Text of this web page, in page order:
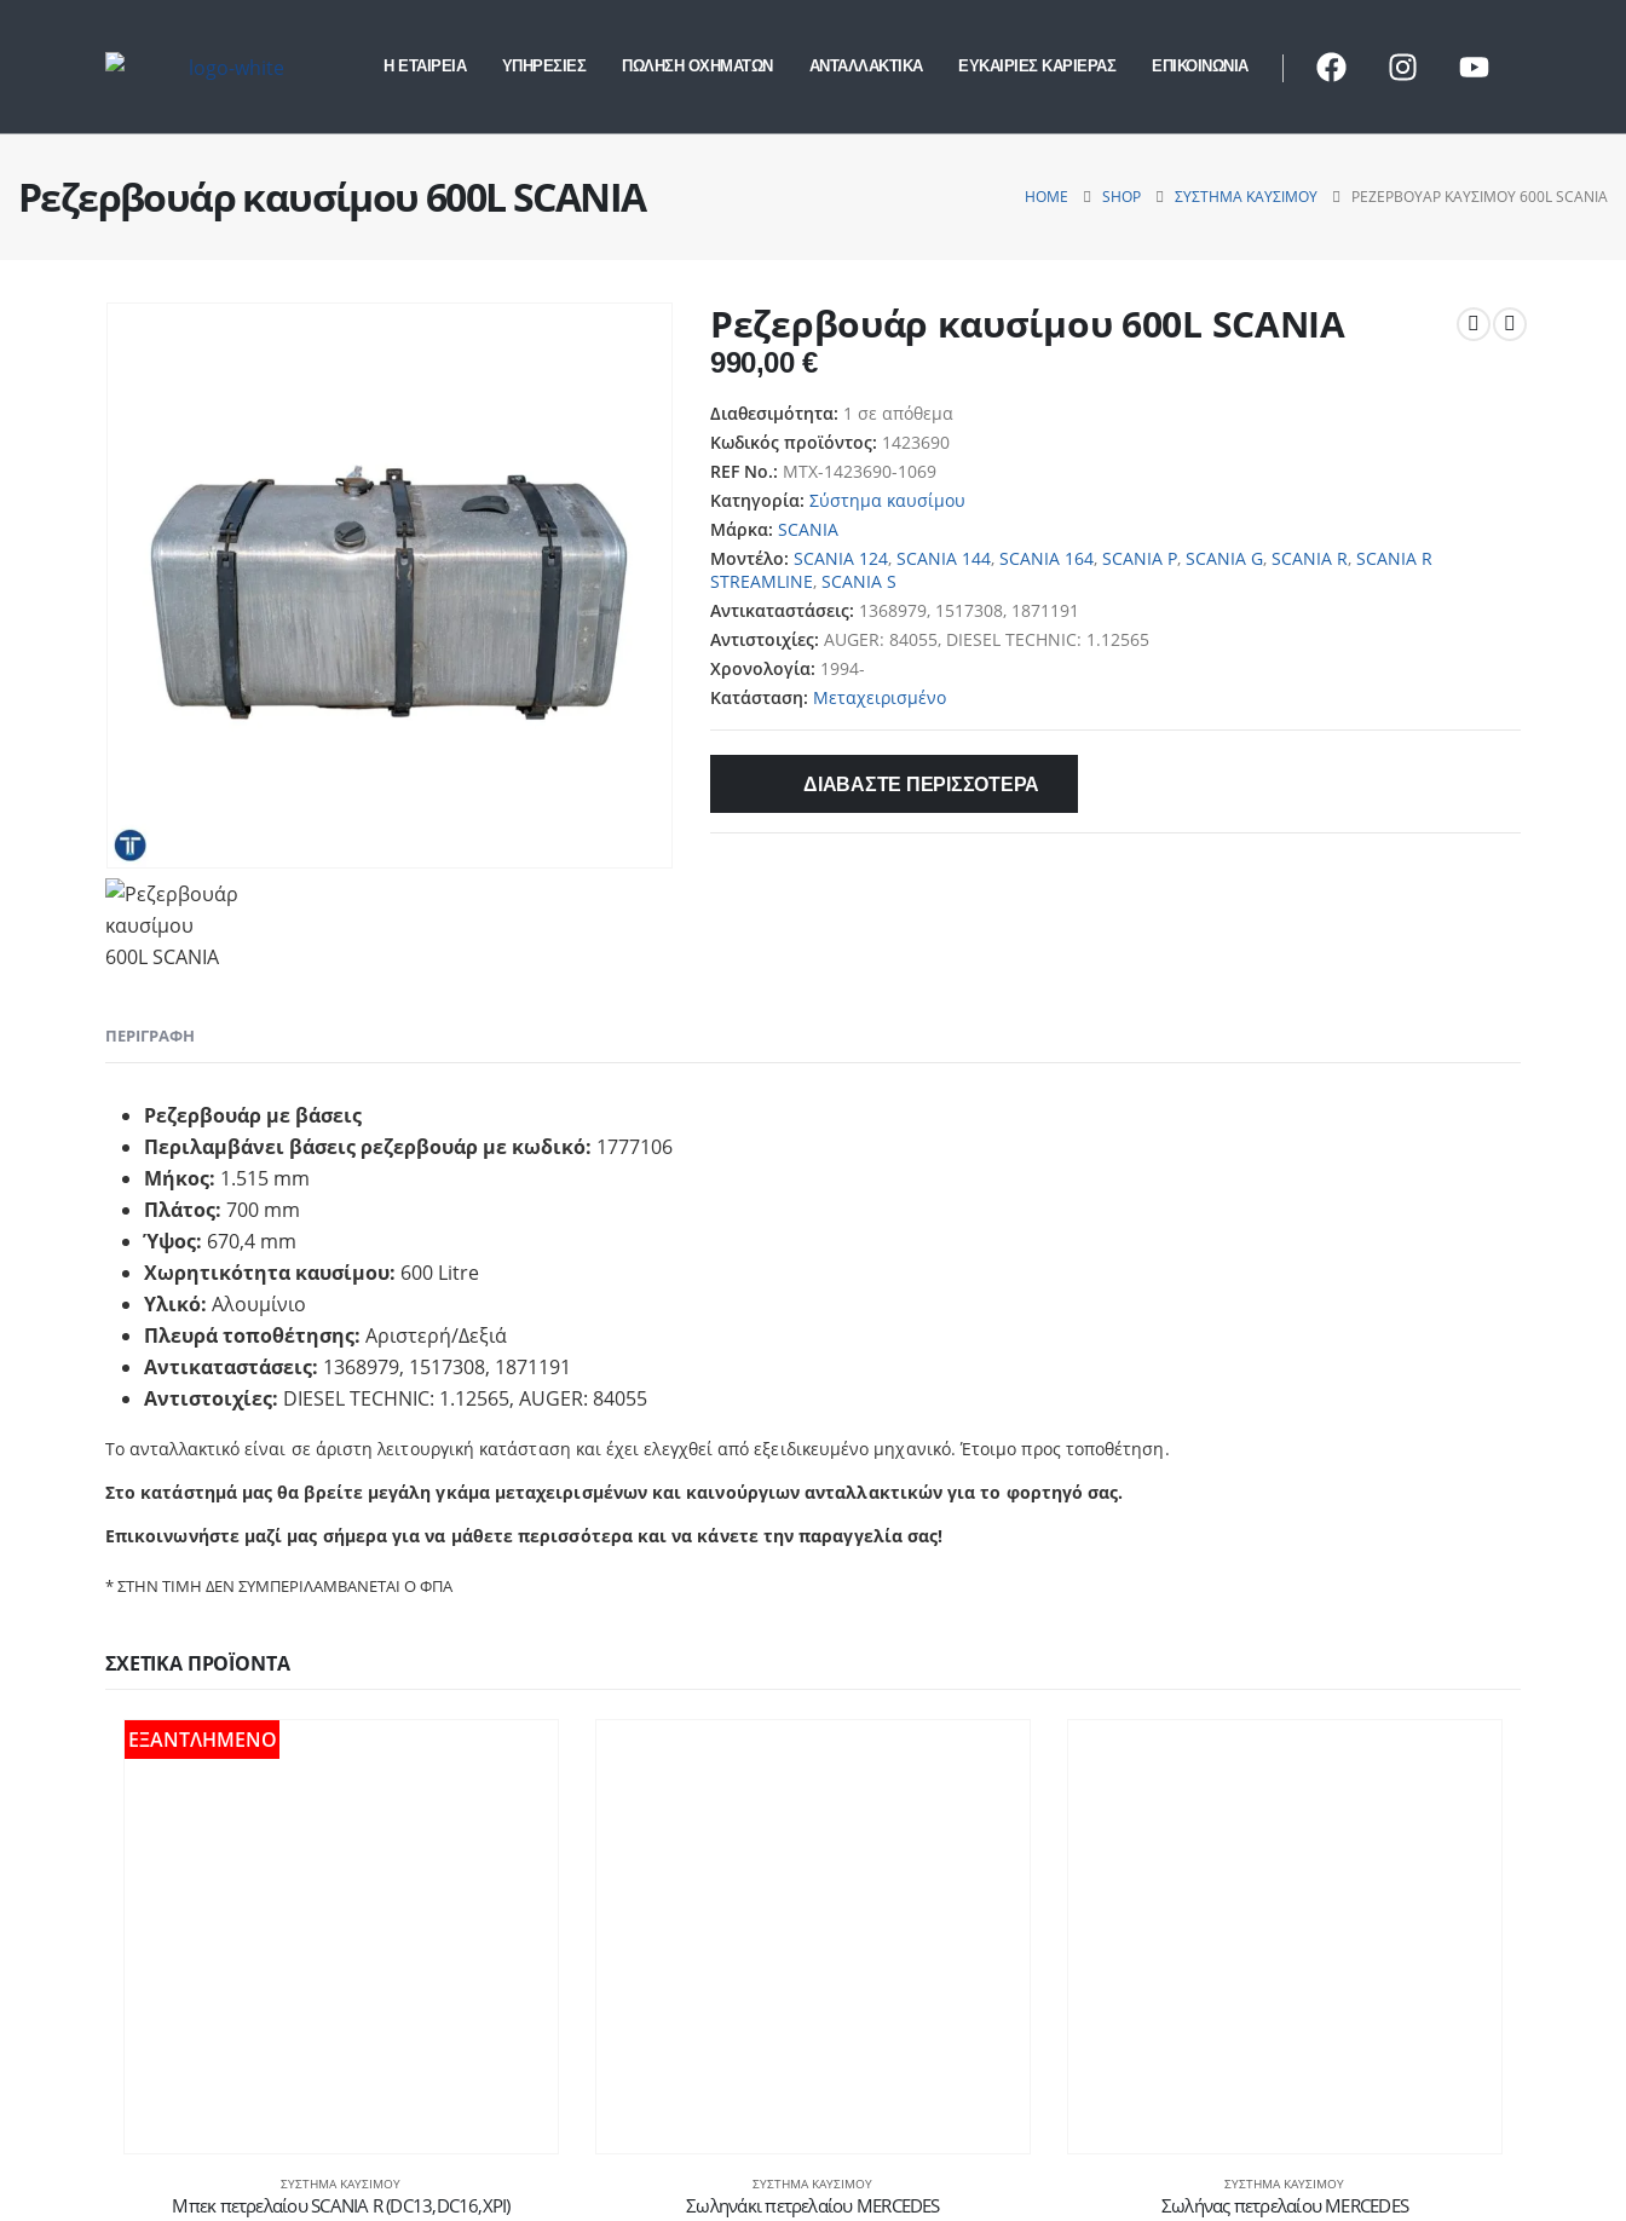
Η ΕΤΑΙΡΕΙΑ ΥΠΗΡΕΣΙΕΣ ΠΩΛΗΣΗ ΟΧΗΜΑΤΩΝ ΑΝΤΑΛΛΑΚΤΙΚΑ ΕΥΚΑΙΡΙΕΣ ΚΑΡΙΕΡΑΣ ΕΠΙΚΟΙΝΩΝΙΑ
Ρεζερβουάρ καυσίμου 600L SCANIA HOME SHOP ΣΎΣΤΗΜΑ ΚΑΥΣΊΜΟΥ ΡΕΖΕΡΒΟΥΆΡ ΚΑΥΣΊΜΟΥ 600L SCANIA
Ρεζερβουάρ καυσίμου 600L SCANIA
990,00 €
Διαθεσιμότητα: 1 σε απόθεμα
Κωδικός προϊόντος: 1423690
REF No.: ΜΤΧ-1423690-1069
Κατηγορία: Σύστημα καυσίμου
Μάρκα: SCANIA
Μοντέλο: SCANIA 124, SCANIA 144, SCANIA 164, SCANIA P, SCANIA G, SCANIA R, SCANIA R
STREAMLINE, SCANIA S
Αντικαταστάσεις: 1368979, 1517308, 1871191
Αντιστοιχίες: AUGER: 84055, DIESEL TECHNIC: 1.12565
Χρονολογία: 1994-
Κατάσταση: Μεταχειρισμένο
ΔΙΑΒΑΣΤΕ ΠΕΡΙΣΣΟΤΕΡΑ
ΠΕΡΙΓΡΑΦΉ
Pεζερβουάρ με βάσεις
Περιλαμβάνει βάσεις ρεζερβουάρ με κωδικό: 1777106
Μήκος: 1.515 mm
Πλάτος: 700 mm
Ύψος: 670,4 mm
Χωρητικότητα καυσίμου: 600 Litre
Υλικό: Αλουμίνιο
Πλευρά τοποθέτησης: Αριστερή/Δεξιά
Αντικαταστάσεις: 1368979, 1517308, 1871191
Αντιστοιχίες: DIESEL TECHNIC: 1.12565, AUGER: 84055
Το ανταλλακτικό είναι σε άριστη λειτουργική κατάσταση και έχει ελεγχθεί από εξειδικευμένο μηχανικό. Έτοιμο προς τοποθέτηση.
Στο κατάστημά μας θα βρείτε μεγάλη γκάμα μεταχειρισμένων και καινούργιων ανταλλακτικών για το φορτηγό σας.
Επικοινωνήστε μαζί μας σήμερα για να μάθετε περισσότερα και να κάνετε την παραγγελία σας!
* ΣΤΗΝ ΤΙΜΗ ΔΕΝ ΣΥΜΠΕΡΙΛΑΜΒΑΝΕΤΑΙ Ο ΦΠΑ
ΣΧΕΤΙΚΆ ΠΡΟΪΌΝΤΑ
ΕΞΑΝΤΛΗΜΈΝΟ
ΣΎΣΤΗΜΑ ΚΑΥΣΊΜΟΥ
Μπεκ πετρελαίου SCANIA R (DC13,DC16,XPI)
ΣΎΣΤΗΜΑ ΚΑΥΣΊΜΟΥ
Σωληνάκι πετρελαίου MERCEDES
ΣΎΣΤΗΜΑ ΚΑΥΣΊΜΟΥ
Σωλήνας πετρελαίου MERCEDES